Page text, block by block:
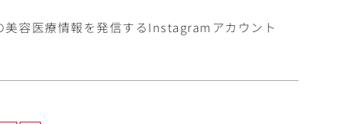
容医療情報を発信するInstagramアカウント